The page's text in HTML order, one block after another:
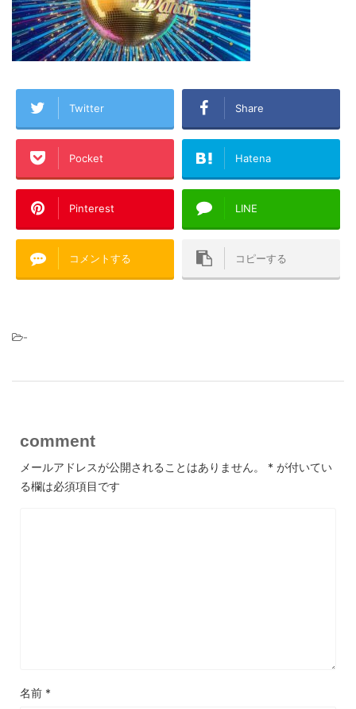
Twitter Share
Pocket Hatena
Pinterest LINE
コメントする コピーする
-
comment
メールアドレスが公開されることはありません。 * が付いてい
る欄は必須項目です
名前 *